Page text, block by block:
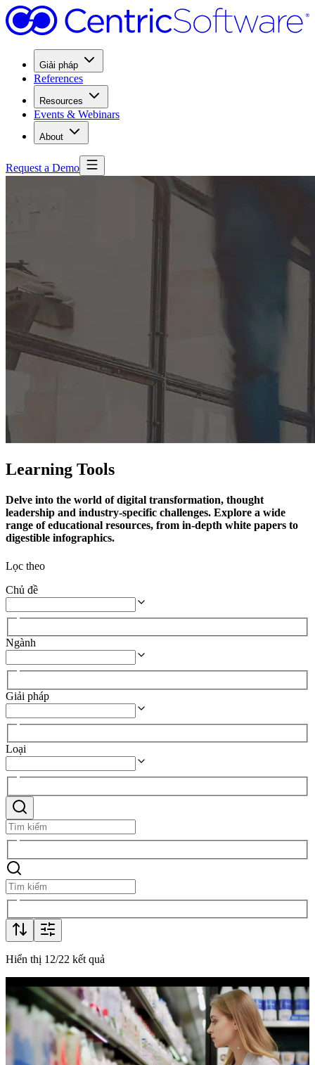
Giải pháp
References
Resources
Events & Webinars
About
Request a Demo
Learning Tools
Delve into the world of digital transformation, thought
leadership and industry-specific challenges. Explore a wide
range of educational resources, from in-depth white papers to
digestible infographics.
Lọc theo
Chủ đề
Ngành
Giải pháp
Loại
Hiển thị 12/22 kết quả